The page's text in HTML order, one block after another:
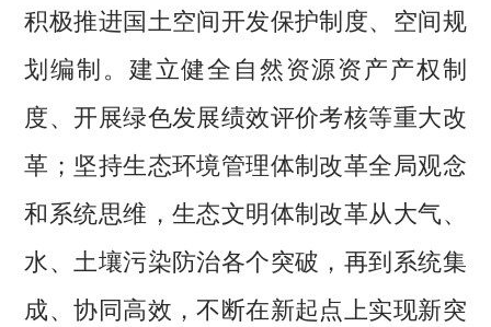
积极推进国土空间开发保护制度、空间规
划编制。建立健全自然资源资产产权制
度、开展绿色发展绩效评价考核等重大改
革；坚持生态环境管理体制改革全局观念
和系统思维，生态文明体制改革从大气、
水、土壤污染防治各个突破，再到系统集
成、协同高效，不断在新起点上实现新突